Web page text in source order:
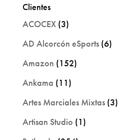
Clientes
ACOCEX(3)
AD Alcorcón eSports(6)
Amazon (152)
Ankama (11)
Artes Marciales Mixtas(3)
Artisan Studio (1)